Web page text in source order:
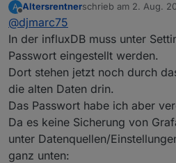
mir
Quatsch.
Aber jetzt zum Thema.
denn nun installiert ?
Und welche hattest Du
A
Offline
Altersrentnerschrieb am 2. Aug.
zuletzt editiert von
@djmarc75
In der influxDB muss unter
Passwort eingestellt werden.
Dort stehen jetzt noch durch
die alten Daten drin.
Das Passwort habe ich aber
Da es keine Sicherung von
unter Datenquellen/
ganz unten: